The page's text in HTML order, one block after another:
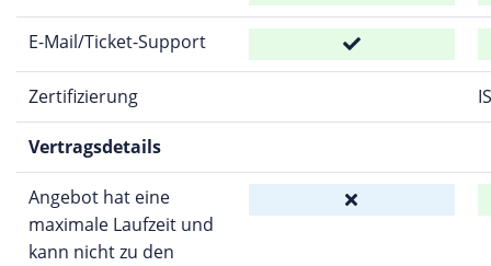
E-Mail/Ticket-Support
Zertifizierung
Vertragsdetails
Angebot hat eine
maximale Laufzeit und
kann nicht zu den